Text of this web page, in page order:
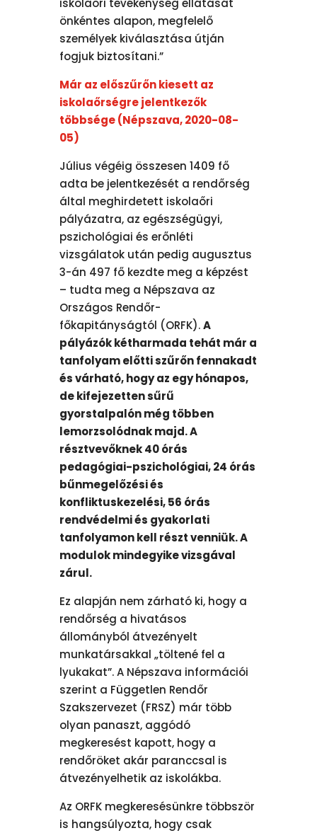
önkéntes alapon, megfelelő
személyek kiválasztása útján
fogjuk biztosítani.”
Már az előszűrőn kiesett az
iskolaőrségre jelentkezők
többsége (Népszava, 2020-08-
05)
Július végéig összesen 1409 fő
adta be jelentkezését a rendőrség
által meghirdetett iskolaőri
pályázatra, az egészségügyi,
pszichológiai és erőnléti
vizsgálatok után pedig augusztus
3-án 497 fő kezdte meg a képzést
– tudta meg a Népszava az
Országos Rendőr-
főkapitányságtól (ORFK).A
pályázók kétharmada tehát már a
tanfolyam előtti szűrőn fennakadt
és várható, hogy az egy hónapos,
de kifejezetten sűrű
gyorstalpalón még többen
lemorzsolódnak majd. A
résztvevőknek 40 órás
pedagógiai-pszichológiai, 24 órás
bűnmegelőzési és
konfliktuskezelési, 56 órás
rendvédelmi és gyakorlati
tanfolyamon kell részt venniük. A
modulok mindegyike vizsgával
zárul.
Ez alapján nem zárható ki, hogy a
rendőrség a hivatásos
állományból átvezényelt
munkatársakkal „töltené fel a
lyukakat”. A Népszava információi
szerint a Független Rendőr
Szakszervezet (FRSZ) már több
olyan panaszt, aggódó
megkeresést kapott, hogy a
rendőröket akár paranccsal is
átvezényelhetik az iskolákba.
Az ORFK megkeresésünkre többször
is hangsúlyozta, hogy csak